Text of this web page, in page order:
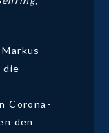
die
Corona-
den